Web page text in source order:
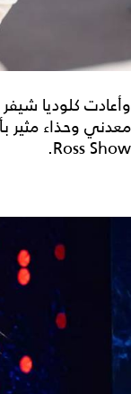
وأعادت كلوديا
Ross Show.